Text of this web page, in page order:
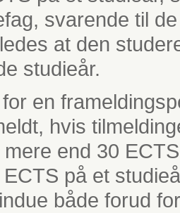
svarende til
at den
studieår.
en
hvis
end 30
på et
både forud